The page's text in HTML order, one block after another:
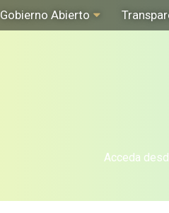
Gobierno Abierto
Acceda